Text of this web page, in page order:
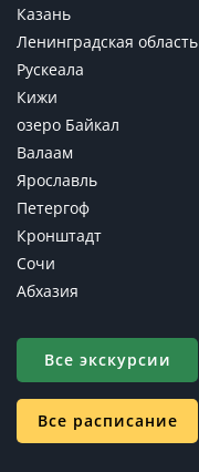
Казань
Ленинградская область
Рускеала
Кижи
озеро Байкал
Валаам
Ярославль
Петергоф
Кронштадт
Сочи
Абхазия
Все экскурсии
Все расписание